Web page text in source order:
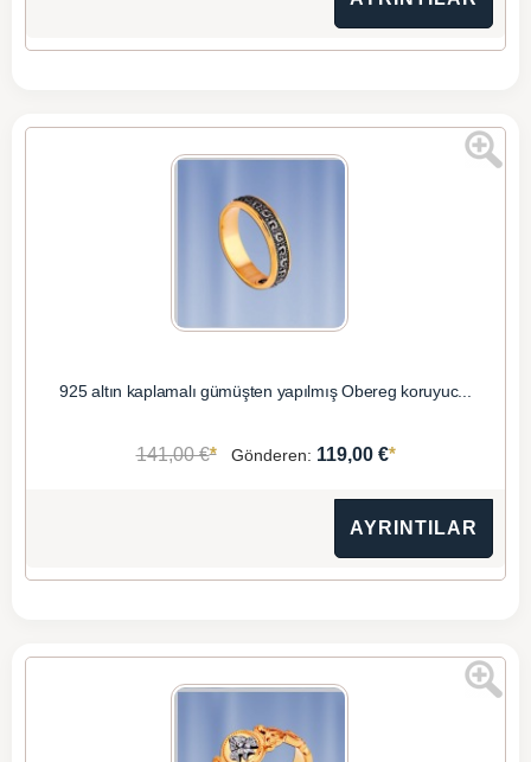
925 altın kaplamalı gümüşten yapılmış Obereg koruyuc...
141,00 €* Gönderen: 119,00 €*
AYRINTILAR